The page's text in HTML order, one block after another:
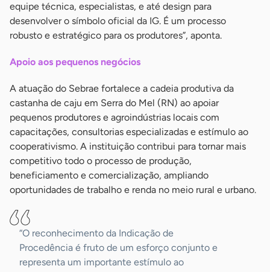
equipe técnica, especialistas, e até design para
desenvolver o símbolo oficial da IG. É um processo
robusto e estratégico para os produtores”, aponta.
Apoio aos pequenos negócios
A atuação do Sebrae fortalece a cadeia produtiva da
castanha de caju em Serra do Mel (RN) ao apoiar
pequenos produtores e agroindústrias locais com
capacitações, consultorias especializadas e estímulo ao
cooperativismo. A instituição contribui para tornar mais
competitivo todo o processo de produção,
beneficiamento e comercialização, ampliando
oportunidades de trabalho e renda no meio rural e urbano.
“O reconhecimento da Indicação de
Procedência é fruto de um esforço conjunto e
representa um importante estímulo ao